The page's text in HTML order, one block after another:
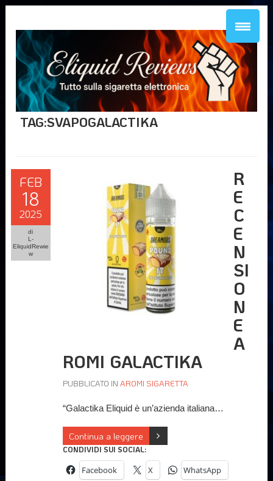
TAG:SVAPOGALACTIKA
FEB
18
2025
di
L-
EliquidRewie
w
R
E
C
E
N
SI
O
N
E
A
ROMI GALACTIKA
PUBBLICATO IN AROMI SIGARETTA
“Galactika Eliquid è un’azienda italiana…
Continua a leggere
CONDIVIDI SUI SOCIAL:
Facebook X WhatsApp